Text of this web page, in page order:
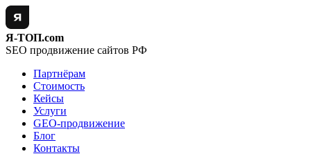
Я-ТОП.com
SEO продвижение сайтов РФ
Партнёрам
Стоимость
Кейсы
Услуги
GEO-продвижение
Блог
Контакты